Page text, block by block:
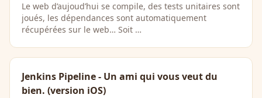
Le web d’aujoud’hui se compile, des tests unitaires sont
joués, les dépendances sont automatiquement
récupérées sur le web… Soit …
Jenkins Pipeline - Un ami qui vous veut du
bien. (version iOS)